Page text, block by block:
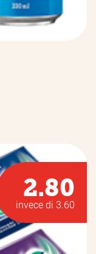
2.80
invece di 3.60